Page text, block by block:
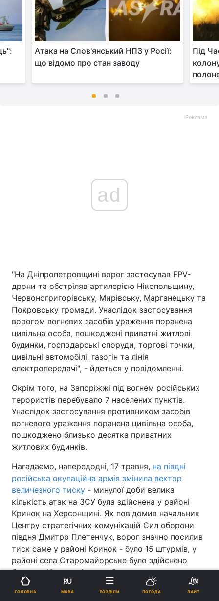
Атака на Слов'янський НПЗ у Росії:
що відомо про стан заводу
Під
Реклама
ad
"На Дніпропетровщині ворог застосував FPV-
дрони та обстріляв артилерією Нікопольщину,
Червоногригорівську, Мирівську, Марганецьку та
Покровську громади. Унаслідок застосування
ворогом вогневих засобів ураження поранена
цивільна особа, пошкоджені приватні житлові
будинки, господарські споруди, торгові точки,
цивільні автомобілі, газогін та лінія
електропередачі", - йдеться у повідомленні.
Окрім того, на Запоріжжі під вогнем російських
терористів перебувало 7 населених пунктів.
Унаслідок застосування противником засобів
вогневого ураження поранена цивільна особа,
пошкоджено близько десятка приватних
житлових будинків.
Нагадаємо, напередодні, 17 травня, на півдні
російська окупаційна армія змінила вектор
величезного тиску - минулої доби велика
кількість атак на ЗСУ була здійснена у районі
Кринок на Херсонщині. Як повідомив начальник
Центру стратегічних комунікацій Сил оборони
півдня Дмитро Плетенчук, ворог значно посилив
тиск саме у районі Кринок - було 15 штурмів, у
районі села Старомайорське було здійснено
близько 10 штурмів за добу.
За 17 травня на півдні поменшало на 113
ГОЛОВНА
RU
МОВА РОЗДІЛИ ПОГОДА ЛАЙТ